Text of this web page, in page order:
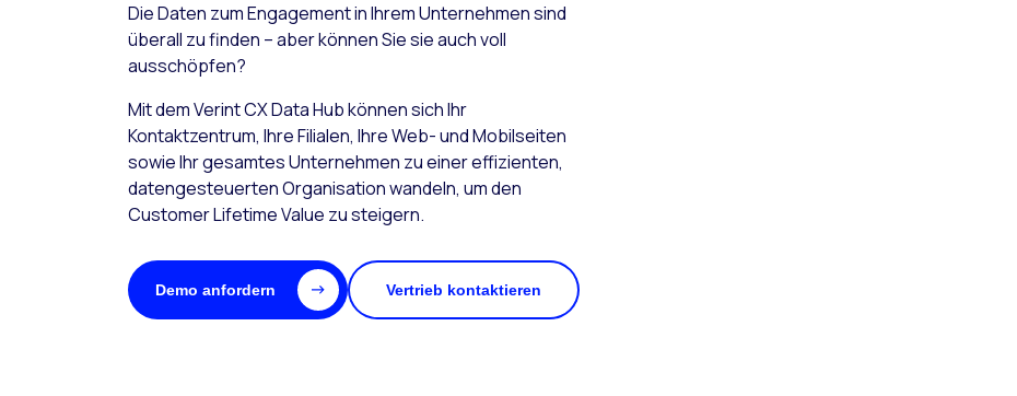
Die Daten zum Engagement in Ihrem Unternehmen sind
überall zu finden – aber können Sie sie auch voll
ausschöpfen?
Mit dem Verint CX Data Hub können sich Ihr
Kontaktzentrum, Ihre Filialen, Ihre Web- und Mobilseiten
sowie Ihr gesamtes Unternehmen zu einer effizienten,
datengesteuerten Organisation wandeln, um den
Customer Lifetime Value zu steigern.
Demo anfordern Vertrieb kontaktieren